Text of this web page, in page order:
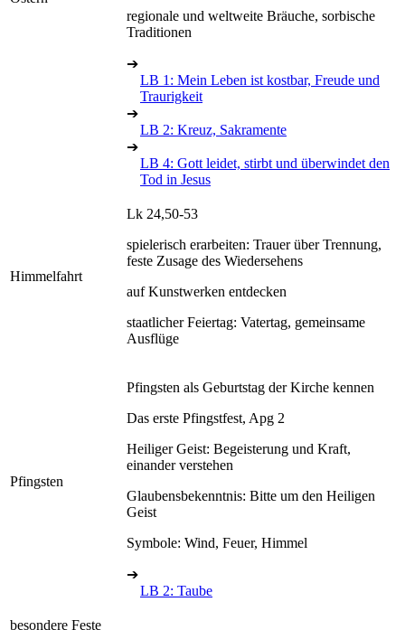
regionale und weltweite Bräuche, sorbische
Traditionen
➔
LB 1: Mein Leben ist kostbar, Freude und
Traurigkeit
➔
LB 2: Kreuz, Sakramente
➔
LB 4: Gott leidet, stirbt und überwindet den
Tod in Jesus
Himmelfahrt
Lk 24,50-53
spielerisch erarbeiten: Trauer über Trennung,
feste Zusage des Wiedersehens
auf Kunstwerken entdecken
staatlicher Feiertag: Vatertag, gemeinsame
Ausflüge
Pfingsten
Pfingsten als Geburtstag der Kirche kennen
Das erste Pfingstfest, Apg 2
Heiliger Geist: Begeisterung und Kraft,
einander verstehen
Glaubensbekenntnis: Bitte um den Heiligen
Geist
Symbole: Wind, Feuer, Himmel
➔
LB 2: Taube
besondere Feste